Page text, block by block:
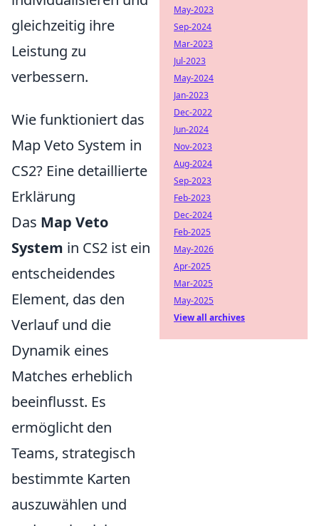
gleichzeitig ihre
Leistung zu
verbessern.
Wie funktioniert das
Map Veto System in
CS2? Eine detaillierte
Erklärung
Das Map Veto
System in CS2 ist ein
entscheidendes
Element, das den
Verlauf und die
Dynamik eines
Matches erheblich
beeinflusst. Es
ermöglicht den
Teams, strategisch
bestimmte Karten
auszuwählen und
May-2023
Sep-2024
Mar-2023
Jul-2023
May-2024
Jan-2023
Dec-2022
Jun-2024
Nov-2023
Aug-2024
Sep-2023
Feb-2023
Dec-2024
Feb-2025
May-2026
Apr-2025
Mar-2025
May-2025
View all archives